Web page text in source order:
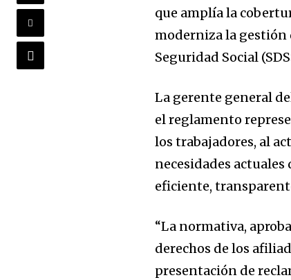
que amplía la
moderniza la gestión
Seguridad Social
La gerente general
el reglamento
los trabajadores, al
necesidades
eficiente,
“La normativa,
derechos de los
presentación de